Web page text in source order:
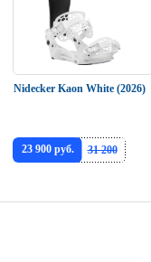
Nidecker Kaon White (2026)
23 900 руб. 31 200